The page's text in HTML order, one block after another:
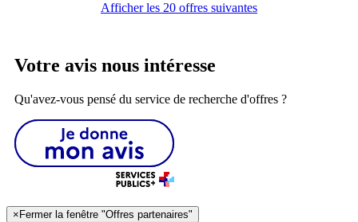
Afficher les 20 offres suivantes
Votre avis nous intéresse
Qu'avez-vous pensé du service de recherche d'offres ?
× Fermer la fenêtre "Offres partenaires"